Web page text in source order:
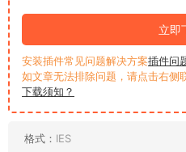
立即
安装插件常见问题解决方案插件问
如文章无法排除问题，请点击右侧
下载须知？
格式： IES